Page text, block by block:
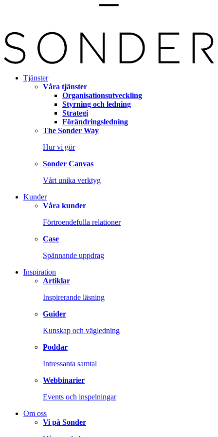
Tjänster
Våra tjänster
Organisationsutveckling
Styrning och ledning
Strategi
Förändringsledning
The Sonder Way
Hur vi gör
Sonder Canvas
Vårt unika verktyg
Kunder
Våra kunder
Förtroendefulla relationer
Case
Spännande uppdrag
Inspiration
Artiklar
Inspirerande läsning
Guider
Kunskap och vägledning
Poddar
Intressanta samtal
Webbinarier
Events och inspelningar
Om oss
Vi på Sonder